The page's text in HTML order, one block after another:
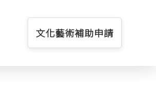
文化藝術補助申請